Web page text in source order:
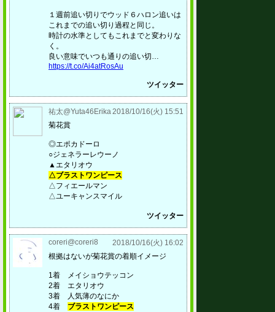
１週前追い切りでウッド６ハロン追いは
これまでの追い切り過程と同じ。
時計の水準としてもこれまでと変わりな
く。
良い意味でいつも通りの追い切…
https://t.co/Ai4atRosAu
ツイッター
祐太@Yuta46Erika2018/10/16(火) 15:51
菊花賞
◎エポカドーロ
○ジェネラーレウーノ
▲エタリオウ
△ブラストワンピース
△フィエールマン
△ユーキャンスマイル
ツイッター
coreri@coreri8
2018/10/16(火) 16:02
根拠はないが菊花賞の着順イメージ
1着 メイショウテッコン
2着 エタリオウ
3着 人気薄のなにか
4着 ブラストワンピース